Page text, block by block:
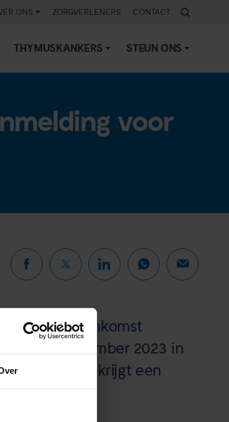
ONS ZORGVERLENERS CONTACT
THYMUSKANKERS STEUN ONS
voor
de Jaarbijeenkomst
4 november 2023 in
Je krijgt een